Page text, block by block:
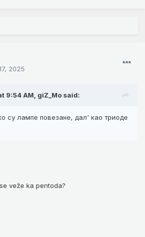
2025
9:54 AM, giZ_Mo said:
су лампе повезане, дал' као триоде
veže ka pentoda?